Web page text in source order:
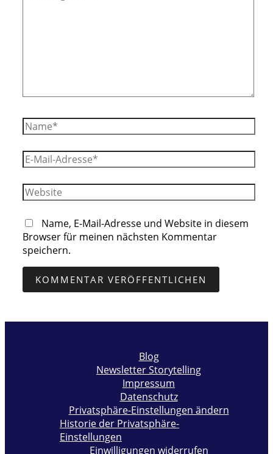
Name*
E-
Mail-
Adresse*
Website
Name, E-Mail-Adresse und Website in diesem
Browser für meinen nächsten Kommentar
speichern.
Blog
Newsletter Storytelling
Impressum
Datenschutz
Privatsphäre-Einstellungen ändern
Historie der Privatsphäre-
Einstellungen
Einwilligungen widerrufen